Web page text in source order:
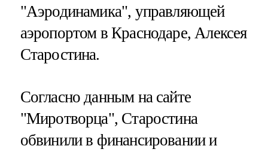
"Аэродинамика", управляющей
аэропортом в Краснодаре, Алексея
Старостина.
Согласно данным на сайте
"Миротворца", Старостина
обвинили в финансировании и